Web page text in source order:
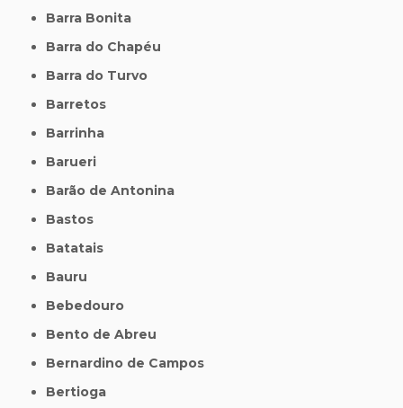
Barra Bonita
Barra do Chapéu
Barra do Turvo
Barretos
Barrinha
Barueri
Barão de Antonina
Bastos
Batatais
Bauru
Bebedouro
Bento de Abreu
Bernardino de Campos
Bertioga